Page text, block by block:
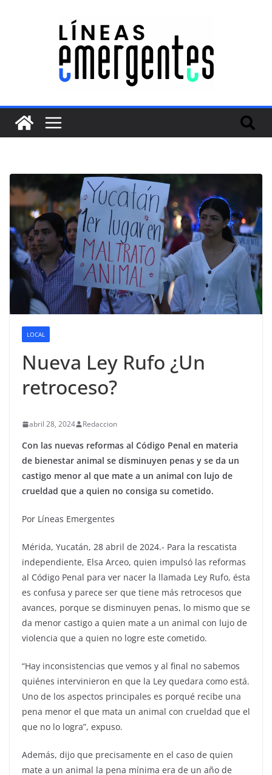
LOCAL
Nueva Ley Rufo ¿Un
retroceso?
abril 28, 2024 Redaccion
Con las nuevas reformas al Código Penal en materia
de bienestar animal se disminuyen penas y se da un
castigo menor al que mate a un animal con lujo de
crueldad que a quien no consiga su cometido.
Por Líneas Emergentes
Mérida, Yucatán, 28 abril de 2024.- Para la rescatista
independiente, Elsa Arceo, quien impulsó las reformas
al Código Penal para ver nacer la llamada Ley Rufo, ésta
es confusa y parece ser que tiene más retrocesos que
avances, porque se disminuyen penas, lo mismo que se
da menor castigo a quien mate a un animal con lujo de
violencia que a quien no logre este cometido.
“Hay inconsistencias que vemos y al final no sabemos
quiénes intervinieron en que la Ley quedara como está.
Uno de los aspectos principales es porqué recibe una
pena menor el que mata un animal con crueldad que el
que no lo logra”, expuso.
Además, dijo que precisamente en el caso de quien
mate a un animal la pena mínima era de un año de